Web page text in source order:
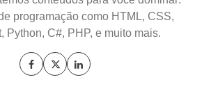
programação como HTML, CSS,
Python, C#, PHP, e muito mais.